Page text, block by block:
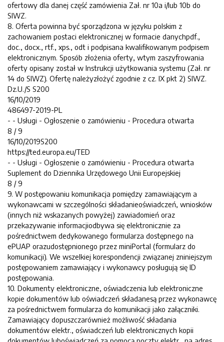
ofertowy dla danej część zamówienia Zał. nr 10a i/lub 10b do
SIWZ.
8. Oferta powinna być sporządzona w języku polskim z
zachowaniem postaci elektronicznej w formacie danychpdf.,
doc., docx., rtf., xps., odt i podpisana kwalifikowanym podpisem
elektronicznym. Sposób złożenia oferty, wtym zaszyfrowania
oferty opisany został w Instrukcji użytkowania systemu (Zał. nr
14 do SIWZ). Ofertę należyzłożyć zgodnie z cz. IX pkt 2) SIWZ.
Dz.U./S S200
16/10/2019
486497-2019-PL
- - Usługi - Ogłoszenie o zamówieniu - Procedura otwarta
8 / 9
16/10/2019S200
https://ted.europa.eu/TED
- - Usługi - Ogłoszenie o zamówieniu - Procedura otwarta
Suplement do Dziennika Urzędowego Unii Europejskiej
8 / 9
9. W postępowaniu komunikacja pomiędzy zamawiającym a
wykonawcami w szczególności składanieoświadczeń, wniosków
(innych niż wskazanych powyżej) zawiadomień oraz
przekazywanie informacjiodbywa się elektronicznie za
pośrednictwem dedykowanego formularza dostępnego na
ePUAP orazudostępnionego przez miniPortal (formularz do
komunikacji). We wszelkiej korespondencji związanej zniniejszym
postępowaniem zamawiający i wykonawcy posługują się ID
postępowania.
10. Dokumenty elektroniczne, oświadczenia lub elektroniczne
kopie dokumentów lub oświadczeń składanesą przez wykonawcę
za pośrednictwem formularza do komunikacji jako załączniki.
Zamawiający dopuszczarównież możliwość składania
dokumentów elektr., oświadczeń lub elektronicznych kopii